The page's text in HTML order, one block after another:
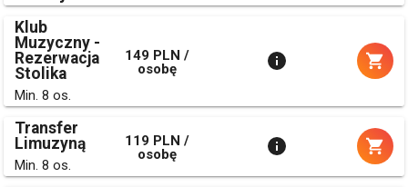
Klub
Muzyczny -
Rezerwacja
Stolika
Min. 8 os.
149 PLN /
osobę
Transfer
Limuzyną
Min. 8 os.
119 PLN /
osobę